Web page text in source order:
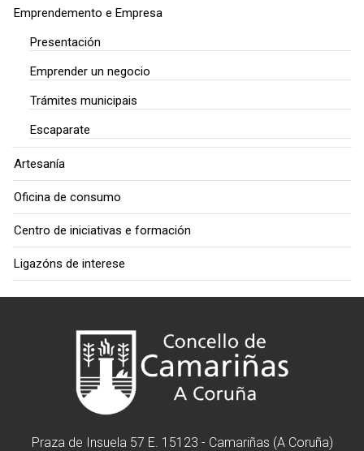
Emprendemento e Empresa
Presentación
Emprender un negocio
Trámites municipais
Escaparate
Artesanía
Oficina de consumo
Centro de iniciativas e formación
Ligazóns de interese
Praza de Insuela 57 E. 15123 - Camariñas (A Coruña)